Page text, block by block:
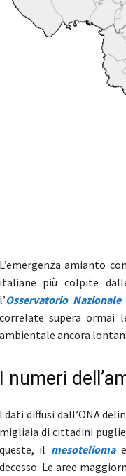
L’emergenza amianto
italiane più colpite
l’Osservatorio
correlate supera ormai
ambientale ancora
I numeri
I dati diffusi dall’ONA
migliaia di cittadini
queste, il mesotelioma
decesso. Le aree